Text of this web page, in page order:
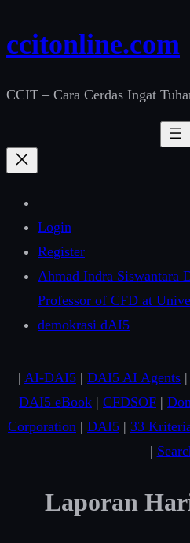
to
ccitonline.com
CCIT – Cara Cerdas Ingat
Login
Register
Ahmad Indra Siswantara
Professor of CFD at
demokrasi dAI5
| AI-DAI5 | DAI5 AI Agents |
DAI5 eBook | CFDSOF |
Corporation | DAI5 | 33
|
Laporan